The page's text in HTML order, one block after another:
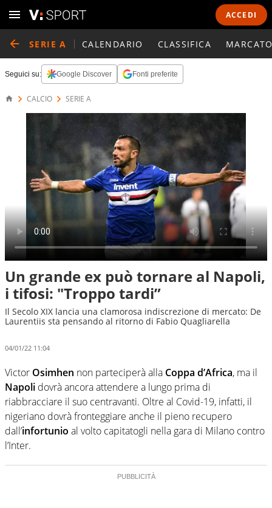
ACCEDI
SERIE A CALENDARIO CLASSIFICA
Seguici su: Google Discover Fonti preferite
CALCIO SERIE A
Un grande ex può tornare al Napoli,
i tifosi: "Troppo tardi”
Il Secolo XIX lancia una clamorosa indiscrezione di mercato: De
Laurentiis sta pensando al ritorno di Fabio Quagliarella
04/01/22 11:04
Victor Osimhen non parteciperà alla Coppa d’Africa, ma il
Napoli dovrà ancora attendere a lungo prima di
riabbracciare il suo centravanti. Oltre al Covid-19, infatti, il
nigeriano dovrà fronteggiare anche il pieno recupero
dall’infortunio al volto capitatogli nella gara di Milano contro
l’Inter.